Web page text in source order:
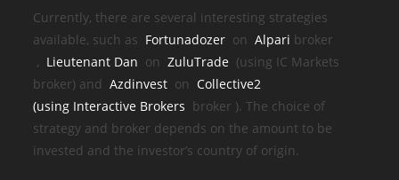
Currently, there are several interesting strategies
available, such as Fortunadozer onAlpari broker
, Lieutenant Dan onZuluTrade (using IC Markets
broker) andAzdinvest onCollective2
(using Interactive Brokers broker ). The choice of
strategy and broker depends on the amount to be
invested and the investor’s country of origin.